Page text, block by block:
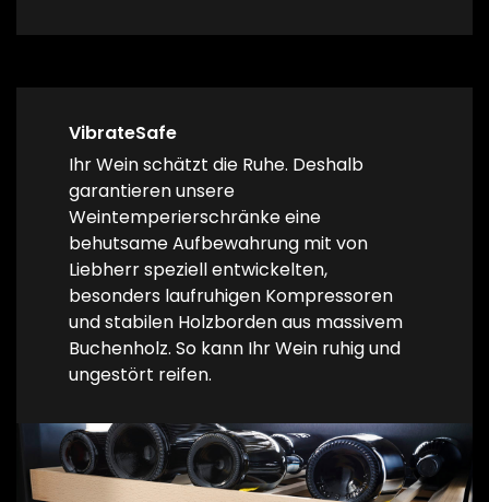
VibrateSafe
Ihr Wein schätzt die Ruhe. Deshalb
garantieren unsere
Weintemperierschränke eine
behutsame Aufbewahrung mit von
Liebherr speziell entwickelten,
besonders laufruhigen Kompressoren
und stabilen Holzborden aus massivem
Buchenholz. So kann Ihr Wein ruhig und
ungestört reifen.